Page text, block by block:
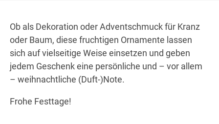
Ob als Dekoration oder Adventschmuck für Kranz
oder Baum, diese fruchtigen Ornamente lassen
sich auf vielseitige Weise einsetzen und geben
jedem Geschenk eine persönliche und – vor allem
– weihnachtliche (Duft-)Note.
Frohe Festtage!